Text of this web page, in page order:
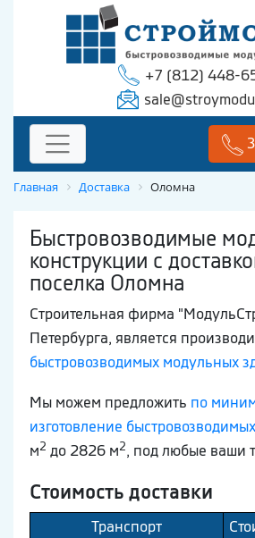
+7 (812) 448-
Главная Доставка Оломна
Быстровозводимые
конструкции с
поселка Оломна
Строительная фирма
Петербурга, является
быстровозводимых модульных
Мы можем предложить по
изготовление
м2 до 2826 м2, под любые ваши
Стоимость доставки
Транспорт